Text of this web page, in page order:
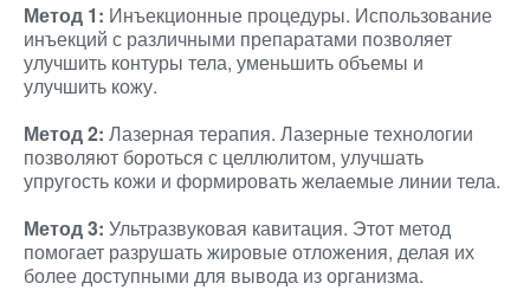
Метод 1: Инъекционные процедуры. Использование
инъекций с различными препаратами позволяет
улучшить контуры тела, уменьшить объемы и
улучшить кожу.
Метод 2: Лазерная терапия. Лазерные технологии
позволяют бороться с целлюлитом, улучшать
упругость кожи и формировать желаемые линии тела.
Метод 3: Ультразвуковая кавитация. Этот метод
помогает разрушать жировые отложения, делая их
более доступными для вывода из организма.